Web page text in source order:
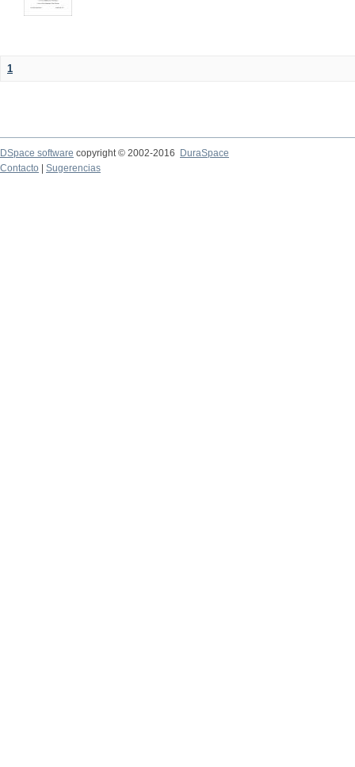
1
DSpace software copyright © 2002-2016
DuraSpace
Contacto
Sugerencias